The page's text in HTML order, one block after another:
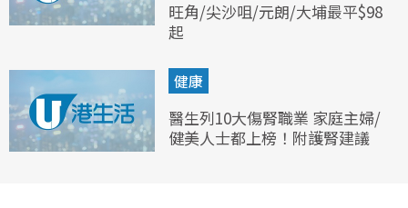
旺角/尖沙咀/元朗/大埔最平$98
起
健康
醫生列10大傷腎職業 家庭主婦/
健美人士都上榜！附護腎建議